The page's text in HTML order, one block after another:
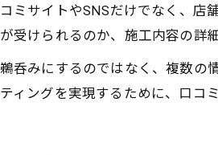
ミサイトやSNSだけでなく、店
受けられるのか、施工内容の詳
呑みにするのではなく、複数の
ィングを実現するために、口コ